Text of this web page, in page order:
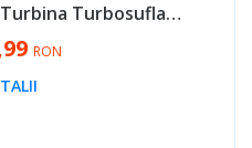
Turbo Turbina Turbosuflanta BMW Seria 5 F10 F11 2.0 Diesel N47 2010 - 2017 Cod 851947503D, 49335-00635 [MX0771]
RON